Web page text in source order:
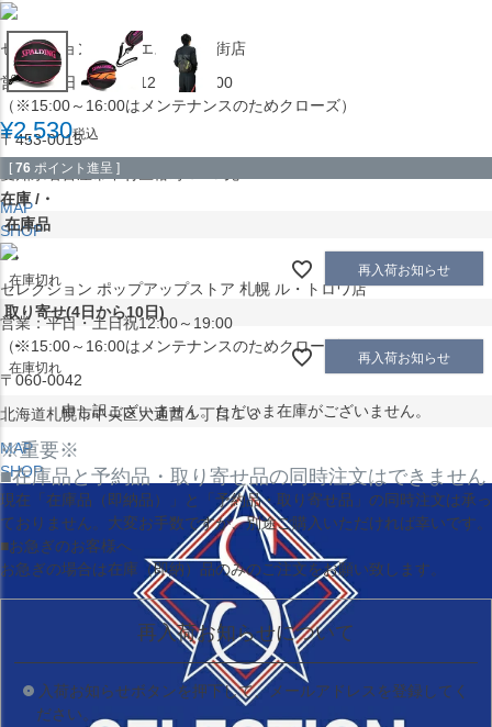
セレクション名古屋エスカ地下街店
営業：平日・土日祝12:00～19:00
（※15:00～16:00はメンテナンスのためクローズ）
〒453-0015
愛知県名古屋市中村区椿町６−９先
MAP
SHOP
セレクション ポップアップストア 札幌 ル・トロワ店
営業：平日・土日祝12:00～19:00
（※15:00～16:00はメンテナンスのためクローズ）
〒060-0042
北海道札幌市中央区大通西１丁目１３
MAP
SHOP
¥2,530税込
[ 76 ポイント進呈 ]
在庫
・
在庫品
・
在庫切れ
再入荷お知らせ
取り寄せ(4日から10日)
・
在庫切れ
再入荷お知らせ
申し訳ございません。ただいま在庫がございません。
※重要※
■在庫品と予約品・取り寄せ品の同時注文はできません
現在 「在庫品（即納品）」 と 「予約品・取り寄せ品」 の同時注文は承っ
ておりません。大変お手数ですが、別途ご購入いただければ幸いです。
■お急ぎのお客様へ
お急ぎの場合は在庫（即納）品のみのご注文をお願い致します。
再入荷お知らせについて
入荷お知らせボタンを押下して、メールアドレスを登録してく
ださい。